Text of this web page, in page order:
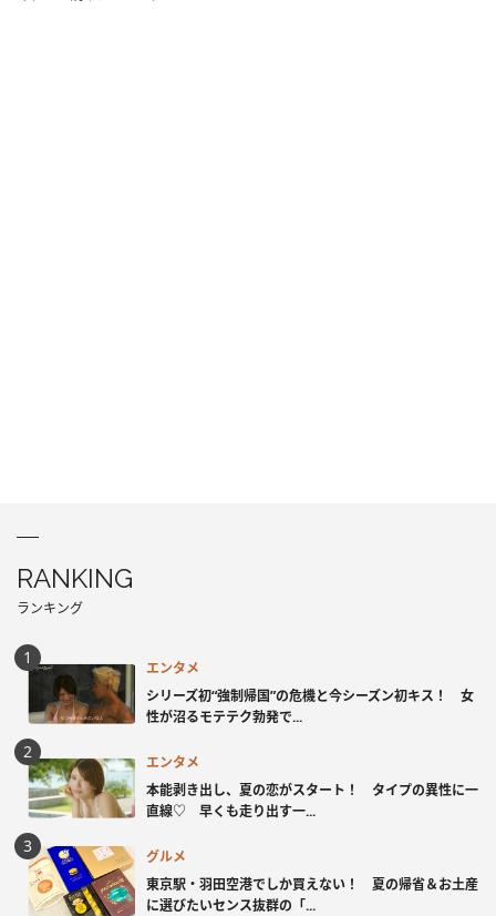
RANKING
ランキング
エンタメ
シリーズ初“強制帰国”の危機と今シーズン初キス！ 女
性が沼るモテテク勃発で...
エンタメ
本能剥き出し、夏の恋がスタート！ タイプの異性に一
直線♡ 早くも走り出す一...
グルメ
東京駅・羽田空港でしか買えない！ 夏の帰省＆お土産
に選びたいセンス抜群の「...